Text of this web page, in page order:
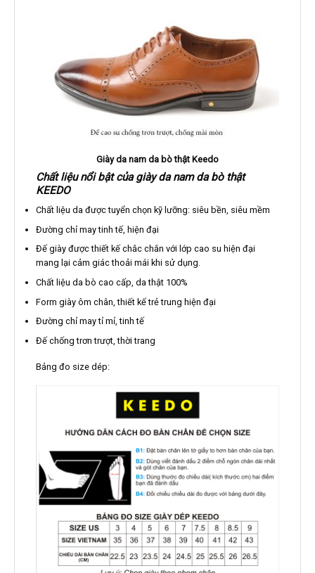
Giày da nam da bò thật Keedo
Chất liệu nổi bật của giày da nam da bò thật
KEEDO
Chất liệu da được tuyển chọn kỹ lưỡng: siêu bền, siêu mềm
Đường chỉ may tinh tế, hiện đại
Đế giày được thiết kế chắc chắn với lớp cao su hiện đại
mang lại cảm giác thoải mái khi sử dụng.
Chất liệu da bò cao cấp, da thật 100%
Form giày ôm chân, thiết kế trẻ trung hiện đại
Đường chỉ may tỉ mỉ, tinh tế
Đế chống trơn trượt, thời trang
Bảng đo size dép: